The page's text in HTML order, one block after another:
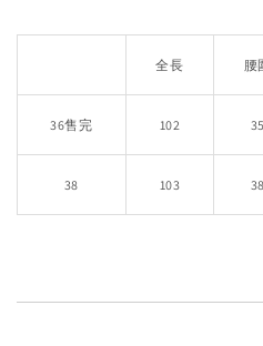
全長 腰
36售完 102 35
38 103 38